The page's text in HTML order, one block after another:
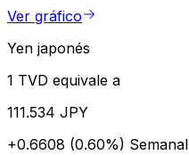
Ver gráfico
Yen japonés
1 TVD equivale a
111.534 JPY
+0.6608 (0.60%) Semanal